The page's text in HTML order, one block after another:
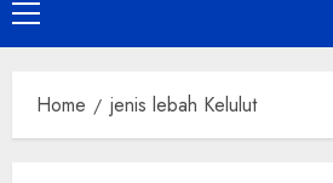
Primary
Menu
Home jenis lebah Kelulut